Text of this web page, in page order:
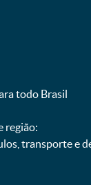
todo Brasil
região:
transporte e